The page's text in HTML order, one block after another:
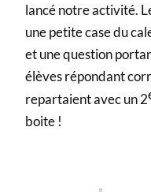
lancé notre activité.
une petite case du
et une question
élèves répondant
repartaient avec un 2
boite !